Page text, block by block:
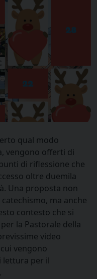
qual modo
vengono offerti di
di riflessione che
oltre duemila
Una proposta non
ma anche
contesto che si
la Pastorale della
video
vengono
lettura per il